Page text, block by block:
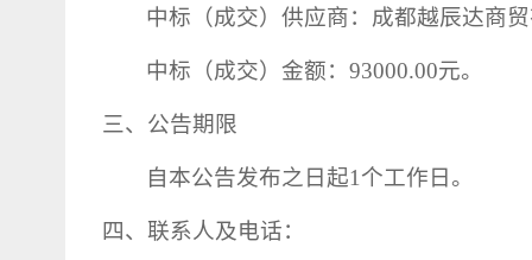
中标（成交）供应商：成都越辰达商
中标（成交）金额：93000.00元。
三、公告期限
自本公告发布之日起1 个工作日。
四、联系人及电话：